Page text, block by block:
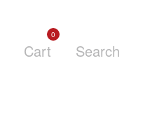
Cart
0
Search